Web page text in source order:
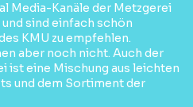
Media-Kanäle der Metzgerei
sind einfach schön
KMU zu empfehlen.
aber noch nicht. Auch der
ist eine Mischung aus leichten
und dem Sortiment der